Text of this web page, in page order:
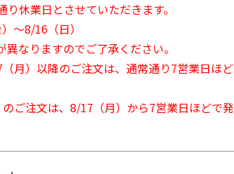
休業日とさせていただきます。
～8/16（日）
なりますのでご了承ください。
月）以降のご注文は、通常通り7営業日ほど
ご注文は、8/17（月）から7営業日ほどで発